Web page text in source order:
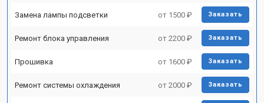
Замена лампы подсветки от 1500 ₽ Заказать
Ремонт блока управления от 2200 ₽ Заказать
Прошивка от 1600 ₽ Заказать
Ремонт системы охлаждения от 2000 ₽ Заказать